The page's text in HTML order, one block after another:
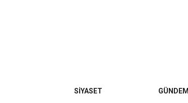
SİYASET GÜNDEM